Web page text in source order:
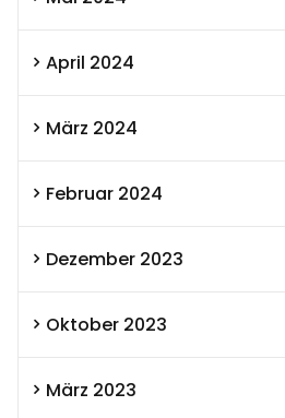
April 2024
März 2024
Februar 2024
Dezember 2023
Oktober 2023
März 2023